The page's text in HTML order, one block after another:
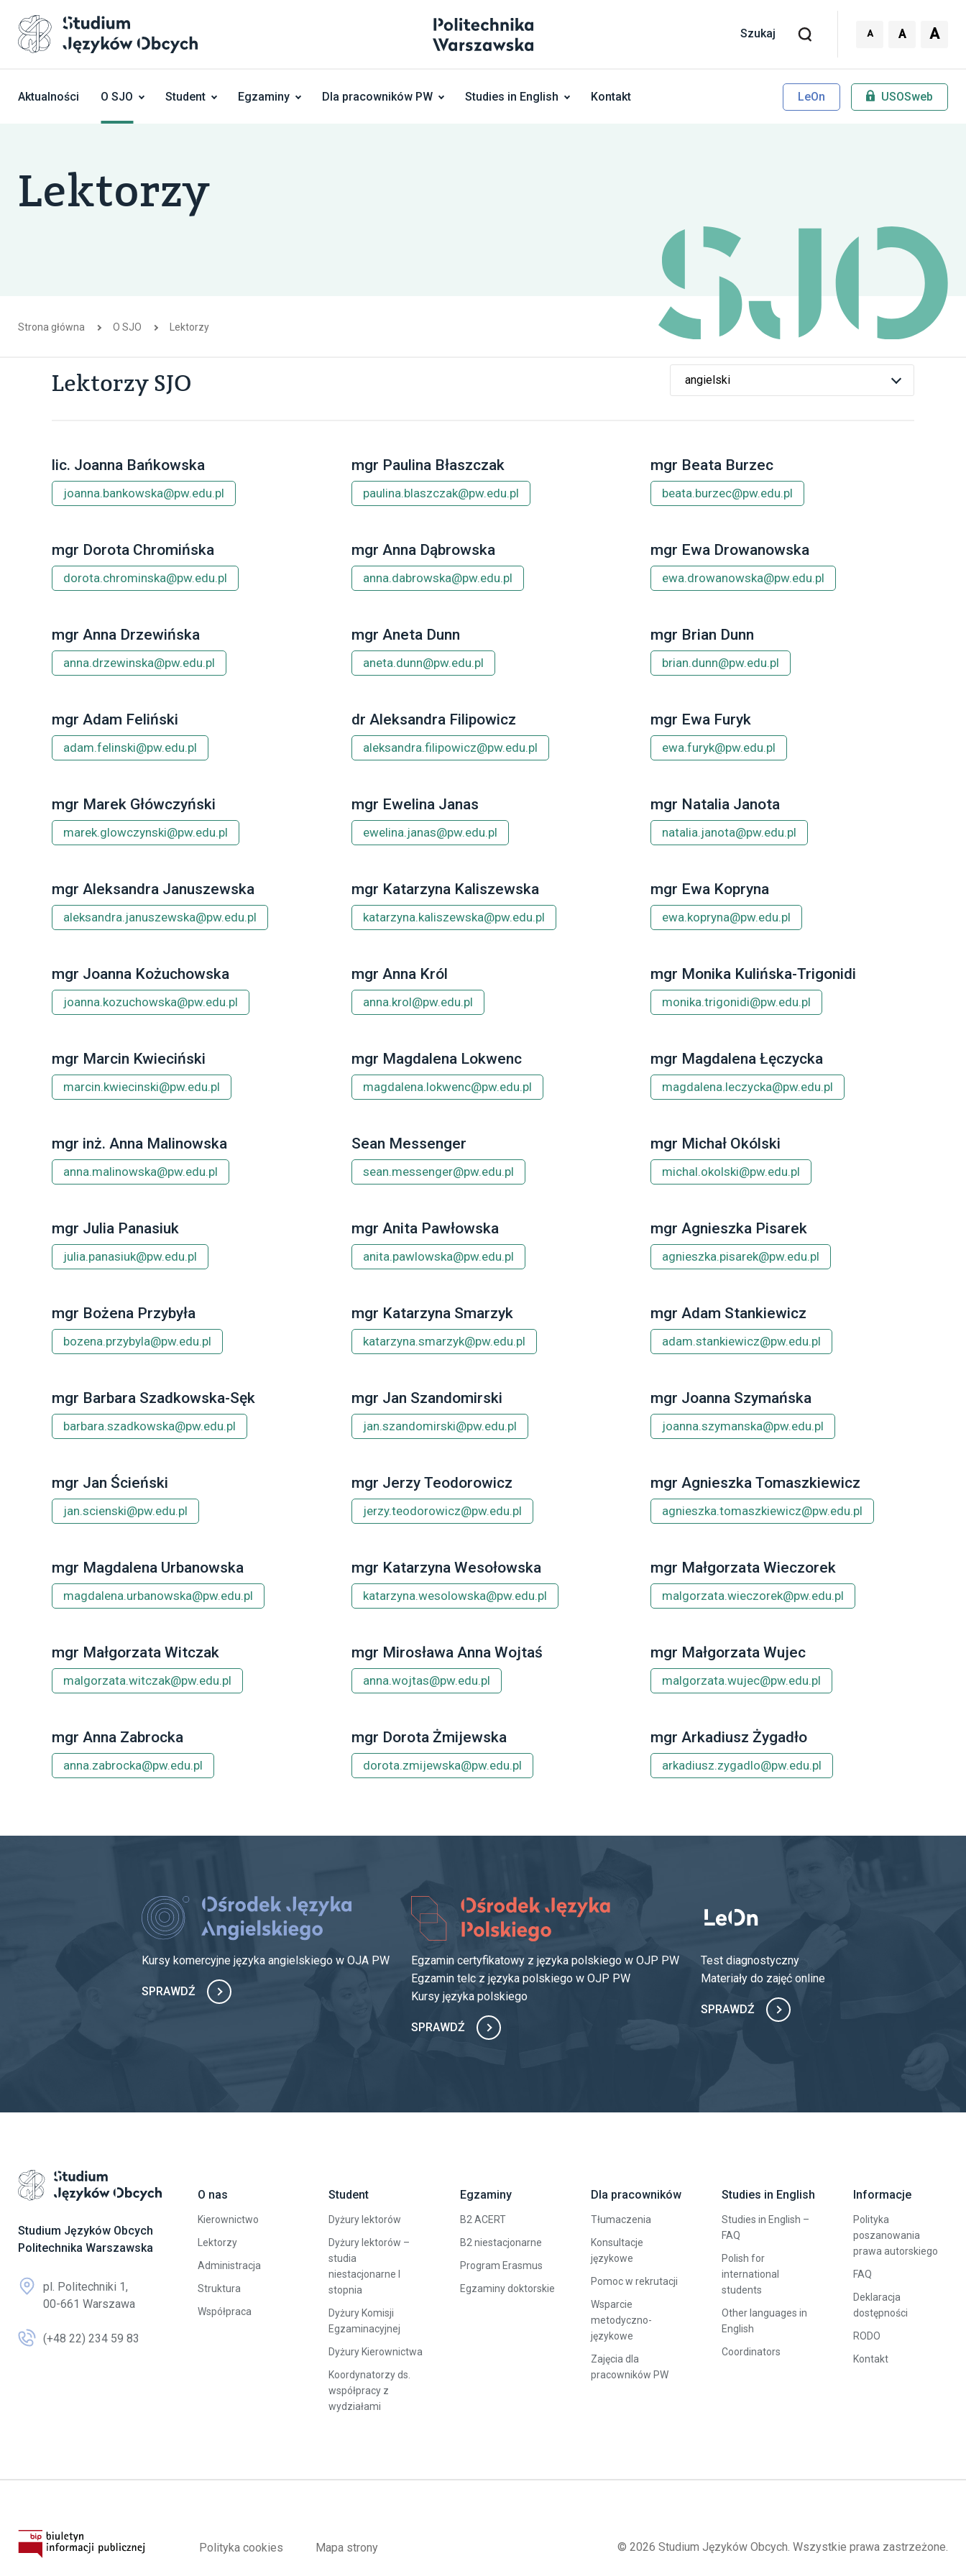
A A A
Aktualności O SJO Student Egzaminy Dla pracowników PW Studies in English Kontakt LeOn USOSweb
Lektorzy
Strona główna O SJO Lektorzy
Lektorzy SJO
lic. Joanna Bańkowska
joanna.bankowska@pw.edu.pl
mgr Paulina Błaszczak
paulina.blaszczak@pw.edu.pl
mgr Beata Burzec
beata.burzec@pw.edu.pl
mgr Dorota Chromińska
dorota.chrominska@pw.edu.pl
mgr Anna Dąbrowska
anna.dabrowska@pw.edu.pl
mgr Ewa Drowanowska
ewa.drowanowska@pw.edu.pl
mgr Anna Drzewińska
anna.drzewinska@pw.edu.pl
mgr Aneta Dunn
aneta.dunn@pw.edu.pl
mgr Brian Dunn
brian.dunn@pw.edu.pl
mgr Adam Feliński
adam.felinski@pw.edu.pl
dr Aleksandra Filipowicz
aleksandra.filipowicz@pw.edu.pl
mgr Ewa Furyk
ewa.furyk@pw.edu.pl
mgr Marek Główczyński
marek.glowczynski@pw.edu.pl
mgr Ewelina Janas
ewelina.janas@pw.edu.pl
mgr Natalia Janota
natalia.janota@pw.edu.pl
mgr Aleksandra Januszewska
aleksandra.januszewska@pw.edu.pl
mgr Katarzyna Kaliszewska
katarzyna.kaliszewska@pw.edu.pl
mgr Ewa Kopryna
ewa.kopryna@pw.edu.pl
mgr Joanna Kożuchowska
joanna.kozuchowska@pw.edu.pl
mgr Anna Król
anna.krol@pw.edu.pl
mgr Monika Kulińska-Trigonidi
monika.trigonidi@pw.edu.pl
mgr Marcin Kwieciński
marcin.kwiecinski@pw.edu.pl
mgr Magdalena Lokwenc
magdalena.lokwenc@pw.edu.pl
mgr Magdalena Łęczycka
magdalena.leczycka@pw.edu.pl
mgr inż. Anna Malinowska
anna.malinowska@pw.edu.pl
Sean Messenger
sean.messenger@pw.edu.pl
mgr Michał Okólski
michal.okolski@pw.edu.pl
mgr Julia Panasiuk
julia.panasiuk@pw.edu.pl
mgr Anita Pawłowska
anita.pawlowska@pw.edu.pl
mgr Agnieszka Pisarek
agnieszka.pisarek@pw.edu.pl
mgr Bożena Przybyła
bozena.przybyla@pw.edu.pl
mgr Katarzyna Smarzyk
katarzyna.smarzyk@pw.edu.pl
mgr Adam Stankiewicz
adam.stankiewicz@pw.edu.pl
mgr Barbara Szadkowska-Sęk
barbara.szadkowska@pw.edu.pl
mgr Jan Szandomirski
jan.szandomirski@pw.edu.pl
mgr Joanna Szymańska
joanna.szymanska@pw.edu.pl
mgr Jan Ścieński
jan.scienski@pw.edu.pl
mgr Jerzy Teodorowicz
jerzy.teodorowicz@pw.edu.pl
mgr Agnieszka Tomaszkiewicz
agnieszka.tomaszkiewicz@pw.edu.pl
mgr Magdalena Urbanowska
magdalena.urbanowska@pw.edu.pl
mgr Katarzyna Wesołowska
katarzyna.wesolowska@pw.edu.pl
mgr Małgorzata Wieczorek
malgorzata.wieczorek@pw.edu.pl
mgr Małgorzata Witczak
malgorzata.witczak@pw.edu.pl
mgr Mirosława Anna Wojtaś
anna.wojtas@pw.edu.pl
mgr Małgorzata Wujec
malgorzata.wujec@pw.edu.pl
mgr Anna Zabrocka
anna.zabrocka@pw.edu.pl
mgr Dorota Żmijewska
dorota.zmijewska@pw.edu.pl
mgr Arkadiusz Żygadło
arkadiusz.zygadlo@pw.edu.pl
Kursy komercyjne języka angielskiego w OJA PW
SPRAWDŹ
Egzamin certyfikatowy z języka polskiego w OJP PW
Egzamin telc z języka polskiego w OJP PW
Kursy języka polskiego
SPRAWDŹ
Test diagnostyczny
Materiały do zajęć online
SPRAWDŹ
Studium Języków Obcych
Politechnika Warszawska
pl. Politechniki 1,
00-661 Warszawa
(+48 22) 234 59 83
O nas
Kierownictwo
Lektorzy
Administracja
Struktura
Współpraca
Student
Dyżury lektorów
Dyżury lektorów –
studia
niestacjonarne I
stopnia
Dyżury Komisji
Egzaminacyjnej
Dyżury Kierownictwa
Koordynatorzy ds.
współpracy z
wydziałami
Egzaminy
B2 ACERT
B2 niestacjonarne
Program Erasmus
Egzaminy doktorskie
Dla pracowników
Tłumaczenia
Konsultacje
językowe
Pomoc w rekrutacji
Wsparcie
metodyczno-
językowe
Zajęcia dla
pracowników PW
Studies in English
Studies in English –
FAQ
Polish for
international
students
Other languages in
English
Coordinators
Informacje
Polityka
poszanowania
prawa autorskiego
FAQ
Deklaracja
dostępności
RODO
Kontakt
Polityka cookies Mapa strony © 2026 Studium Języków Obcych. Wszystkie prawa zastrzeżone.